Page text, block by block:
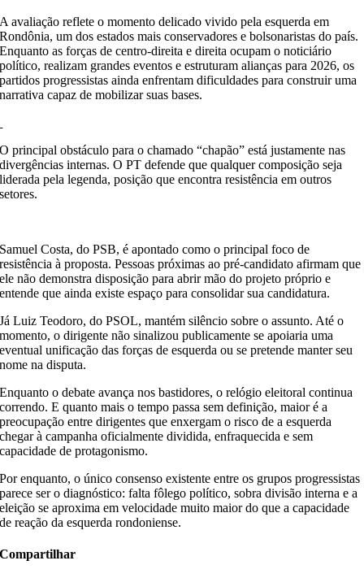
A avaliação reflete o momento delicado vivido pela esquerda em
Rondônia, um dos estados mais conservadores e bolsonaristas do país.
Enquanto as forças de centro-direita e direita ocupam o noticiário
político, realizam grandes eventos e estruturam alianças para 2026, os
partidos progressistas ainda enfrentam dificuldades para construir uma
narrativa capaz de mobilizar suas bases.
O principal obstáculo para o chamado “chapão” está justamente nas
divergências internas. O PT defende que qualquer composição seja
liderada pela legenda, posição que encontra resistência em outros
setores.
Samuel Costa, do PSB, é apontado como o principal foco de
resistência à proposta. Pessoas próximas ao pré-candidato afirmam que
ele não demonstra disposição para abrir mão do projeto próprio e
entende que ainda existe espaço para consolidar sua candidatura.
Já Luiz Teodoro, do PSOL, mantém silêncio sobre o assunto. Até o
momento, o dirigente não sinalizou publicamente se apoiaria uma
eventual unificação das forças de esquerda ou se pretende manter seu
nome na disputa.
Enquanto o debate avança nos bastidores, o relógio eleitoral continua
correndo. E quanto mais o tempo passa sem definição, maior é a
preocupação entre dirigentes que enxergam o risco de a esquerda
chegar à campanha oficialmente dividida, enfraquecida e sem
capacidade de protagonismo.
Por enquanto, o único consenso existente entre os grupos progressistas
parece ser o diagnóstico: falta fôlego político, sobra divisão interna e a
eleição se aproxima em velocidade muito maior do que a capacidade
de reação da esquerda rondoniense.
Compartilhar